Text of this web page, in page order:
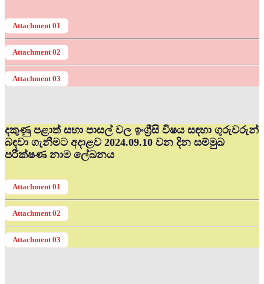
Attachment 01
Attachment 02
Attachment 03
දකුණු පළාත් සභා පාසල් වල ඉංග්‍රීසි විෂය සඳහා ගුරුවරුන්
බඳවා ගැනීමට අදාළව 2024.09.10 වන දින සම්මුඛ
පරීක්ෂණ නාම ලේඛනය
Attachment 01
Attachment 02
Attachment 03